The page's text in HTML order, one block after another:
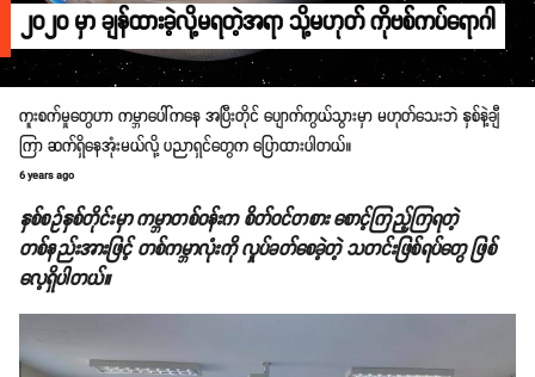
၂၀၂၀ မှာ ချန်ထားခဲ့လို့မရတဲ့အရာ သို့မဟုတ် ကိုဗစ်ကပ်ရောဂါ
ကူးစက်မှုတွေဟာ ကမ္ဘာပေါ်ကနေ အပြီးတိုင် ပျောက်ကွယ်သွားမှာ မဟုတ်သေးဘဲ နှစ်နဲ့ချီ
ကြာ ဆက်ရှိနေအုံးမယ်လို့ ပညာရှင်တွေက ပြောထားပါတယ်။
6 years ago
နှစ်စဥ်နှစ်တိုင်းမှာ ကမ္ဘာတစ်ဝန်းက စိတ်ဝင်တစား စောင့်ကြည့်ကြရတဲ့
တစ်နည်းအားဖြင့် တစ်ကမ္ဘာလုံးကို လှုပ်ခတ်စေခဲ့တဲ့ သတင်းဖြစ်ရပ်တွေ ဖြစ်
လေ့ရှိပါတယ်။